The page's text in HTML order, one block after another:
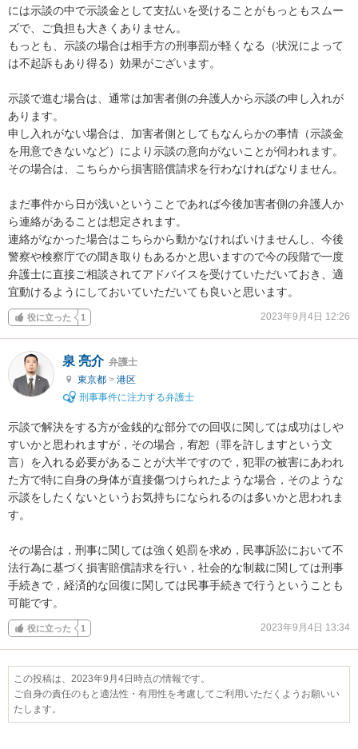
には示談の中で示談金として支払いを受けることがもっともスムー
ズで、ご負担も大きくありません。
もっとも、示談の場合は相手方の刑事罰が軽くなる（状況によって
は不起訴もあり得る）効果がございます。
示談で進む場合は、通常は加害者側の弁護人から示談の申し入れが
あります。
申し入れがない場合は、加害者側としてもなんらかの事情（示談金
を用意できないなど）により示談の意向がないことが伺われます。
その場合は、こちらから損害賠償請求を行わなければなりません。
まだ事件から日が浅いということであれば今後加害者側の弁護人か
ら連絡があることは想定されます。
連絡がなかった場合はこちらから動かなければいけませんし、今後
警察や検察庁での聞き取りもあるかと思いますので今の段階で一度
弁護士に直接ご相談されてアドバイスを受けていただいておき、適
宜動けるようにしておいていただいても良いと思います。
役に立った 1 2023年9月4日 12:26
泉 亮介 弁護士
東京都 > 港区
刑事事件に注力する弁護士
示談で解決をする方が金銭的な部分での回収に関しては成功はしや
すいかと思われますが，その場合，宥恕（罪を許しますという文
言）を入れる必要があることが大半ですので，犯罪の被害にあわれ
た方で特に自身の身体が直接傷つけられたような場合，そのような
示談をしたくないというお気持ちになられるのは多いかと思われま
す。
その場合は，刑事に関しては強く処罰を求め，民事訴訟において不
法行為に基づく損害賠償請求を行い，社会的な制裁に関しては刑事
手続きで，経済的な回復に関しては民事手続きで行うということも
可能です。
役に立った 1 2023年9月4日 13:34
この投稿は、2023年9月4日時点の情報です。
ご自身の責任のもと適法性・有用性を考慮してご利用いただくようお願いい
たします。